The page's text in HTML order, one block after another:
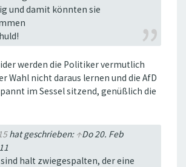
und damit könnten sie
werden die Politiker vermutlich
Wahl nicht daraus lernen und die AfD
im Sessel sitzend, genüßlich die
hat geschrieben: ↑Do 20. Feb
halt zwiegespalten, der eine